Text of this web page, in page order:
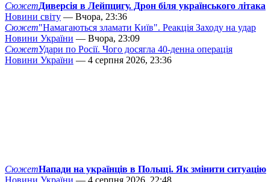
СюжетДиверсія в Лейпцигу. Дрон біля українського літака
Новини світу — Вчора, 23:36
Сюжет"Намагаються зламати Київ". Реакція Заходу на удар
Новини України — Вчора, 23:09
СюжетУдари по Росії. Чого досягла 40-денна операція
Новини України — 4 серпня 2026, 23:36
СюжетНапади на українців в Польщі. Як змінити ситуацію